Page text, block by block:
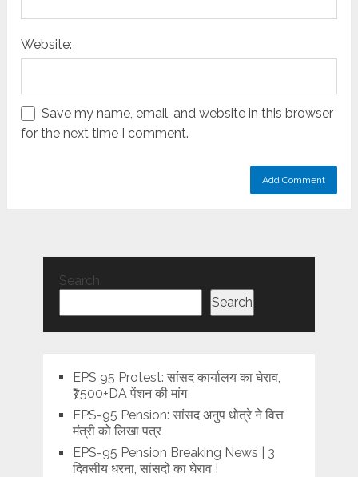
Website:
Save my name, email, and website in this browser
for the next time I comment.
Search
Search
EPS 95 Protest: सांसद कार्यालय का घेराव,
₹7500+DA पेंशन की मांग
EPS-95 Pension: सांसद अनुप धोत्रे ने वित्त
मंत्री को लिखा पत्र
EPS-95 Pension Breaking News | 3
दिवसीय धरना, सांसदों का घेराव !